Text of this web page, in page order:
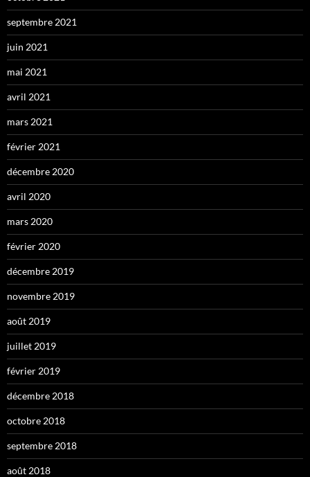
septembre 2021
juin 2021
mai 2021
avril 2021
mars 2021
février 2021
décembre 2020
avril 2020
mars 2020
février 2020
décembre 2019
novembre 2019
août 2019
juillet 2019
février 2019
décembre 2018
octobre 2018
septembre 2018
août 2018